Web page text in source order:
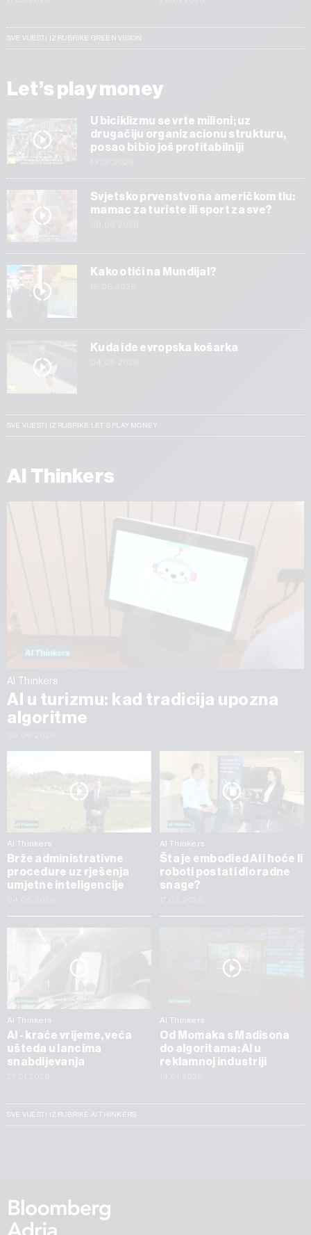
SVE VIJESTI IZ RUBRIKE GREEN VISION
Let’s play money
U biciklizmu se vrte milioni; uz
drugačiju organizacionu strukturu,
posao bi bio još profitabilniji
Svjetsko prvenstvo na američkom tlu:
mamac za turiste ili sport za sve?
Kako otići na Mundijal?
Kuda ide evropska košarka
SVE VIJESTI IZ RUBRIKE LET’S PLAY MONEY
AI Thinkers
AI Thinkers
AI u turizmu: kad tradicija upozna
algoritme
AI Thinkers
Brže administrativne
procedure uz rješenja
umjetne inteligencije
AI Thinkers
Šta je embodied AI i hoće li
roboti postati dio radne
snage?
AI Thinkers
AI - kraće vrijeme, veća
ušteda u lancima
snabdijevanja
AI Thinkers
Od Momaka s Madisona
do algoritama: AI u
reklamnoj industriji
SVE VIJESTI IZ RUBRIKE AI THINKERS